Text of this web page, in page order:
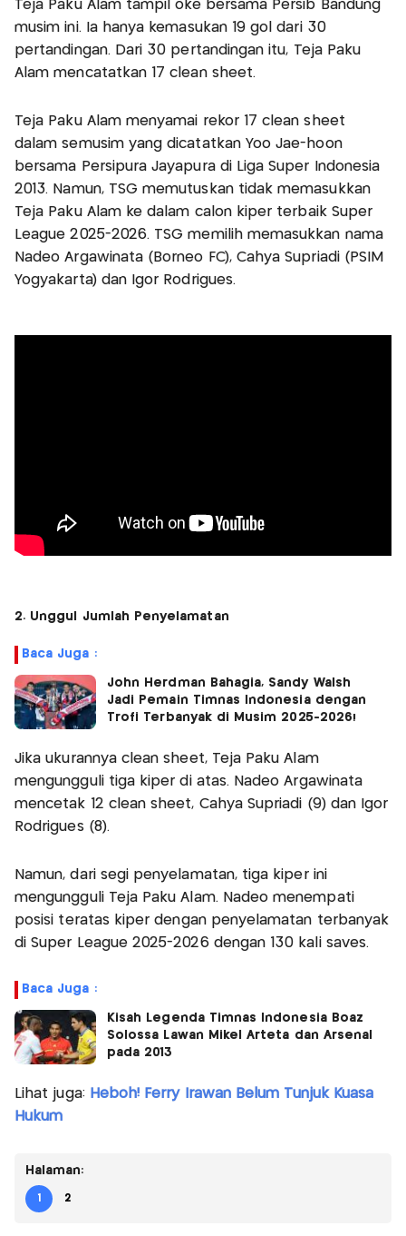
Teja Paku Alam tampil oke bersama Persib Bandung
musim ini. Ia hanya kemasukan 19 gol dari 30
pertandingan. Dari 30 pertandingan itu, Teja Paku
Alam mencatatkan 17 clean sheet.
Teja Paku Alam menyamai rekor 17 clean sheet
dalam semusim yang dicatatkan Yoo Jae-hoon
bersama Persipura Jayapura di Liga Super Indonesia
2013. Namun, TSG memutuskan tidak memasukkan
Teja Paku Alam ke dalam calon kiper terbaik Super
League 2025-2026. TSG memilih memasukkan nama
Nadeo Argawinata (Borneo FC), Cahya Supriadi (PSIM
Yogyakarta) dan Igor Rodrigues.
2. Unggul Jumlah Penyelamatan
Baca Juga :
John Herdman Bahagia, Sandy Walsh
Jadi Pemain Timnas Indonesia dengan
Trofi Terbanyak di Musim 2025-2026!
Jika ukurannya clean sheet, Teja Paku Alam
mengungguli tiga kiper di atas. Nadeo Argawinata
mencetak 12 clean sheet, Cahya Supriadi (9) dan Igor
Rodrigues (8).
Namun, dari segi penyelamatan, tiga kiper ini
mengungguli Teja Paku Alam. Nadeo menempati
posisi teratas kiper dengan penyelamatan terbanyak
di Super League 2025-2026 dengan 130 kali saves.
Baca Juga :
Kisah Legenda Timnas Indonesia Boaz
Solossa Lawan Mikel Arteta dan Arsenal
pada 2013
Lihat juga: Heboh! Ferry Irawan Belum Tunjuk Kuasa
Hukum
Halaman:
1 2